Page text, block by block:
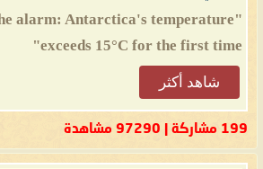
alarm: Antarctica's temperature
exceeds 15°C for the first time"
شاهد أكثر
199 مشاركة | 97290 مشاهدة